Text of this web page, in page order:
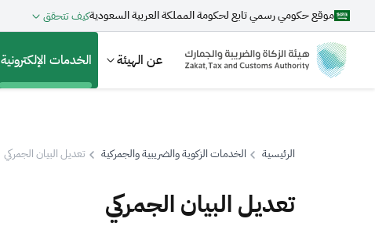
موقع حكومي رسمي تابع لحكومة المملكة العربية السعوديةكيف تتحقق
عن الهيئة الخدمات الإلكترونية
الرئيسية الخدمات الزكوية والضريبية والجمركية تعديل البيان الجمركي
تعديل البيان الجمركي